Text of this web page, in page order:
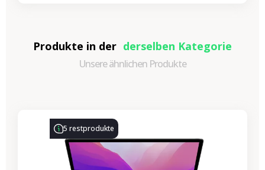
Produkte in der derselben Kategorie
Unsere ähnlichen Produkte
5 restprodukte